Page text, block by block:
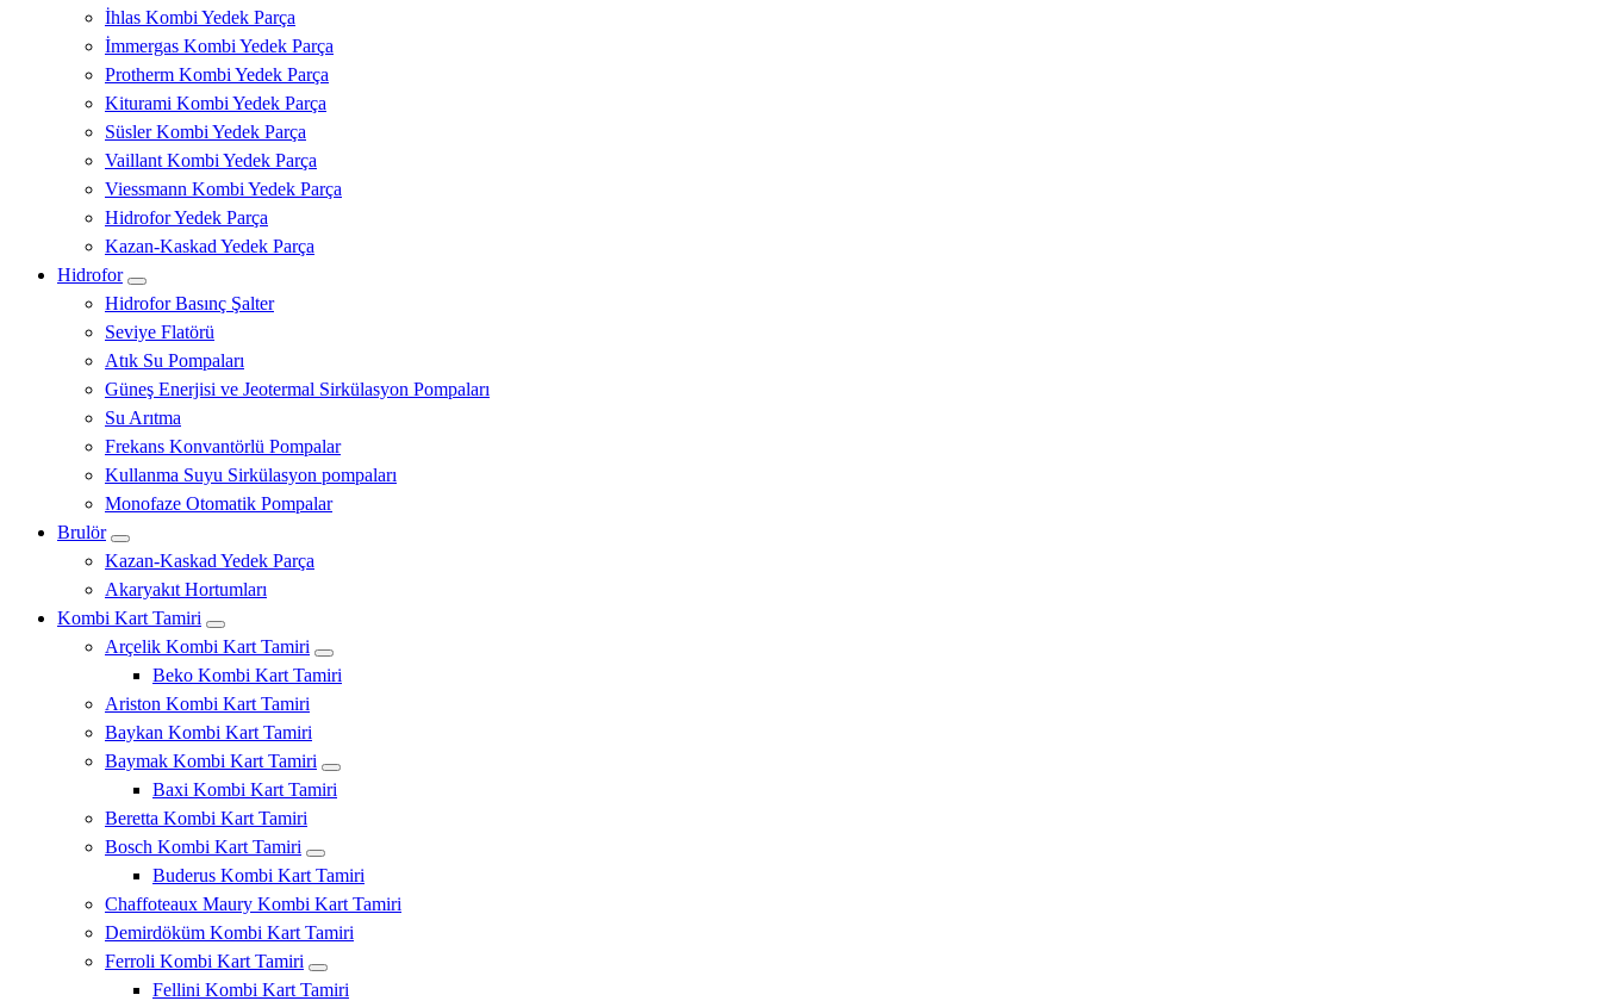
İhlas Kombi Yedek Parça
İmmergas Kombi Yedek Parça
Protherm Kombi Yedek Parça
Kiturami Kombi Yedek Parça
Süsler Kombi Yedek Parça
Vaillant Kombi Yedek Parça
Viessmann Kombi Yedek Parça
Hidrofor Yedek Parça
Kazan-Kaskad Yedek Parça
Hidrofor
Hidrofor Basınç Şalter
Seviye Flatörü
Atık Su Pompaları
Güneş Enerjisi ve Jeotermal Sirkülasyon Pompaları
Su Arıtma
Frekans Konvantörlü Pompalar
Kullanma Suyu Sirkülasyon pompaları
Monofaze Otomatik Pompalar
Brulör
Kazan-Kaskad Yedek Parça
Akaryakıt Hortumları
Kombi Kart Tamiri
Arçelik Kombi Kart Tamiri
Beko Kombi Kart Tamiri
Ariston Kombi Kart Tamiri
Baykan Kombi Kart Tamiri
Baymak Kombi Kart Tamiri
Baxi Kombi Kart Tamiri
Beretta Kombi Kart Tamiri
Bosch Kombi Kart Tamiri
Buderus Kombi Kart Tamiri
Chaffoteaux Maury Kombi Kart Tamiri
Demirdöküm Kombi Kart Tamiri
Ferroli Kombi Kart Tamiri
Fellini Kombi Kart Tamiri